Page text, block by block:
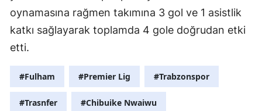
oynamasına rağmen takımına 3 gol ve 1 asistlik
katkı sağlayarak toplamda 4 gole doğrudan etki
etti.
#Fulham #Premier Lig #Trabzonspor
#Trasnfer #Chibuike Nwaiwu